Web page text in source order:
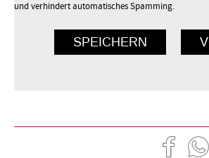
und verhindert automatisches Spamming.